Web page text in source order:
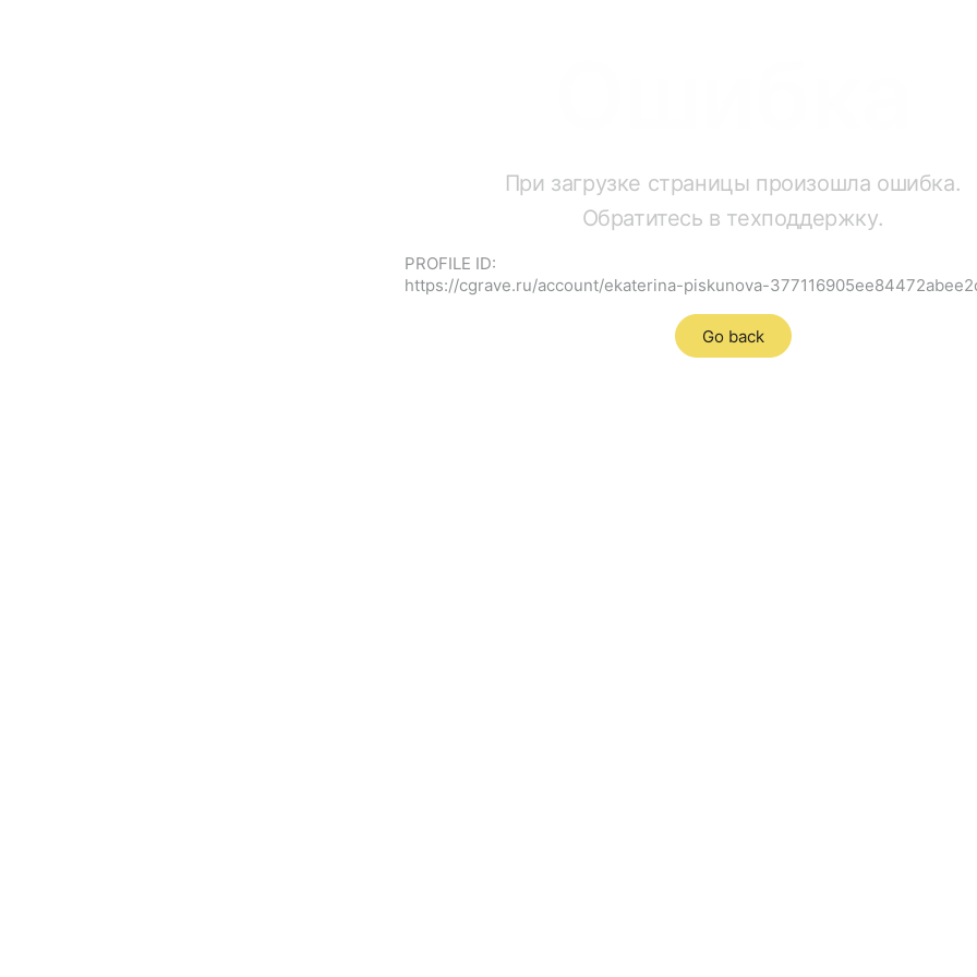
При загрузке страницы произошла ошибка.
Обратитесь в техподдержку.
PROFILE ID:
https://cgrave.ru/account/ekaterina-piskunova-
Go back